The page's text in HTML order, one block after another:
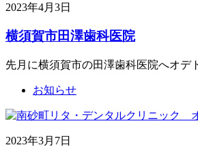
2023年4月3日
横須賀市田澤歯科医院
先月に横須賀市の田澤歯科医院へオ
お知らせ
2023年3月7日